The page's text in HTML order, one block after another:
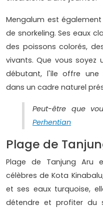
Mengalum est
de snorkeling. Ses eaux
des poissons colorés,
vivants. Que vous soyez
débutant, l'île offre une
dans un cadre naturel
Peut-être que
Perhentian
Plage de
Plage de Tanjung Aru
célèbres de Kota
et ses eaux turquoise,
détendre et profiter du